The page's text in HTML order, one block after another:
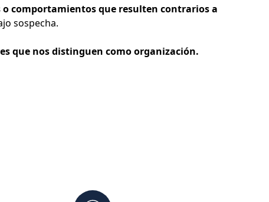
comportamientos que resulten contrarios a
sospecha.
que nos distinguen como organización.